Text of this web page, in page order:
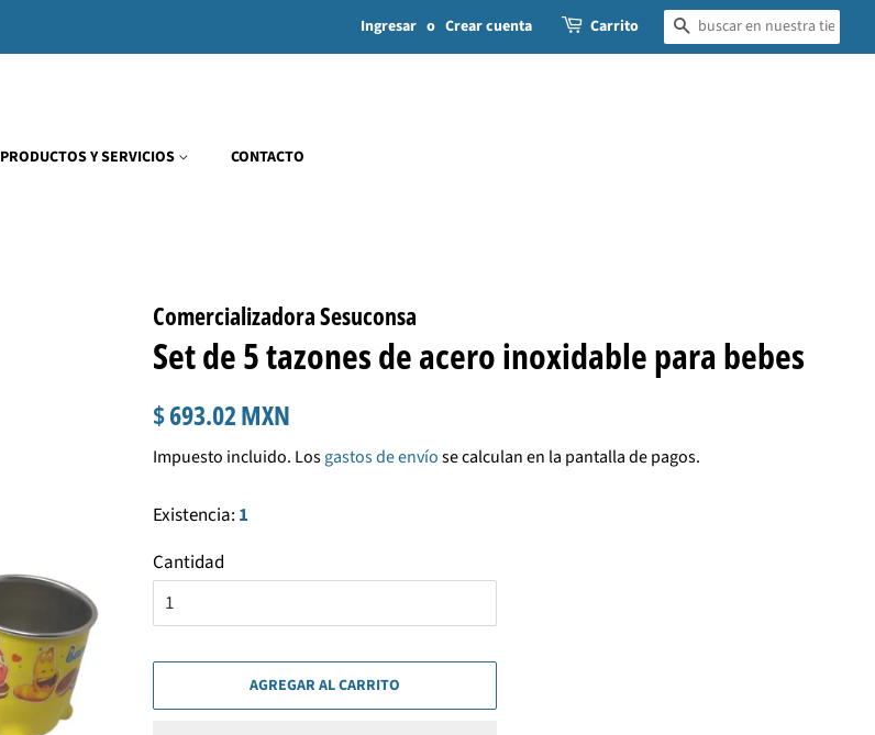
Ingresar o Crear cuenta Carrito BUSCAR
PRODUCTOS Y SERVICIOS CONTACTO
Comercializadora Sesuconsa
Set de 5 tazones de acero inoxidable para bebes
Precio
$ 693.02 MXN
venta
Impuesto incluido. Losgastos de envíose calculan en la pantalla de pagos.
Existencia: 1
Cantidad
AGREGAR AL CARRITO